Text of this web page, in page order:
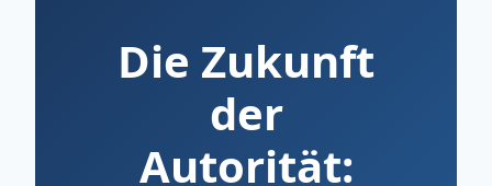
Die Zukunft
der
Autorität: